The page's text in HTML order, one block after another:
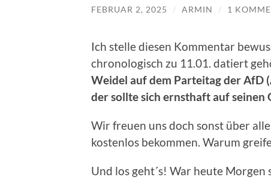
FEBRUAR 2, 2025 / ARMIN / 1
Ich stelle diesen Kommentar
chronologisch zu 11.01. datiert
Weidel auf dem Parteitag der AfD
der sollte sich ernsthaft auf seinen
Wir freuen uns doch sonst über
kostenlos bekommen. Warum
Und los geht´s! War heute